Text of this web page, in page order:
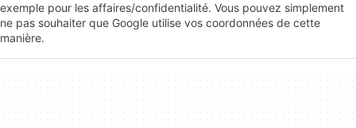
exemple pour les affaires/confidentialité. Vous pouvez simplement
ne pas souhaiter que Google utilise vos coordonnées de cette
manière.